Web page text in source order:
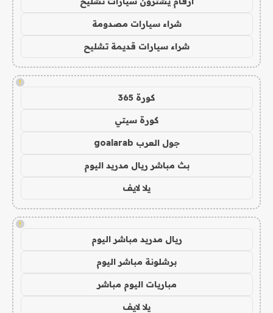
شراء سيارات مصدومة
شراء سيارات قديمة تشليح
!
كورة 365
كورة سيتي
جول العرب goalarab
بث مباشر ريال مدريد اليوم
يلا لايف
!
ريال مدريد مباشر اليوم
برشلونة مباشر اليوم
مباريات اليوم مباشر
يلا لايف